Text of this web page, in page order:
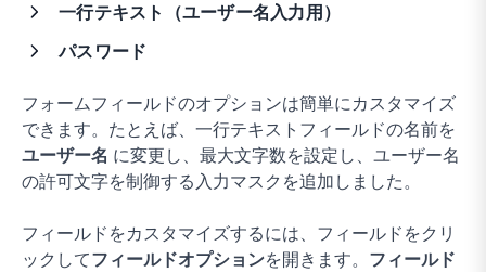
一行テキスト（ユーザー名入力用）
パスワード
フォームフィールドのオプションは簡単にカスタマイズ
できます。たとえば、一行テキストフィールドの名前を
ユーザー名 に変更し、最大文字数を設定し、ユーザー名
の許可文字を制御する入力マスクを追加しました。
フィールドをカスタマイズするには、フィールドをクリ
ックしてフィールドオプションを開きます。 フィールド